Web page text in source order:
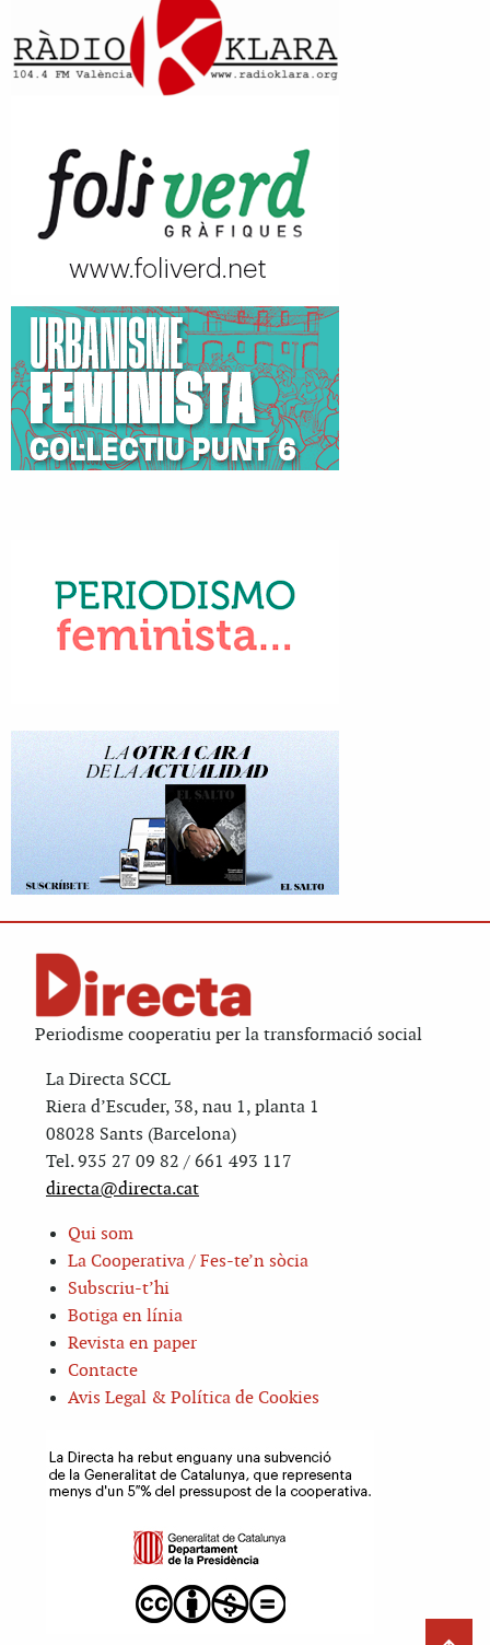
Periodisme cooperatiu per la transformació social
La Directa SCCL
Riera d’Escuder, 38, nau 1, planta 1
08028 Sants (Barcelona)
Tel. 935 27 09 82 / 661 493 117
directa@directa.cat
Qui som
La Cooperativa / Fes-te’n sòcia
Subscriu-t’hi
Botiga en línia
Revista en paper
Contacte
Avis Legal & Política de Cookies